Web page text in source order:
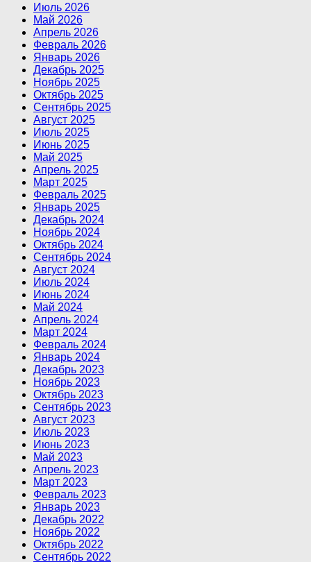
Июль 2026
Май 2026
Апрель 2026
Февраль 2026
Январь 2026
Декабрь 2025
Ноябрь 2025
Октябрь 2025
Сентябрь 2025
Август 2025
Июль 2025
Июнь 2025
Май 2025
Апрель 2025
Март 2025
Февраль 2025
Январь 2025
Декабрь 2024
Ноябрь 2024
Октябрь 2024
Сентябрь 2024
Август 2024
Июль 2024
Июнь 2024
Май 2024
Апрель 2024
Март 2024
Февраль 2024
Январь 2024
Декабрь 2023
Ноябрь 2023
Октябрь 2023
Сентябрь 2023
Август 2023
Июль 2023
Июнь 2023
Май 2023
Апрель 2023
Март 2023
Февраль 2023
Январь 2023
Декабрь 2022
Ноябрь 2022
Октябрь 2022
Сентябрь 2022